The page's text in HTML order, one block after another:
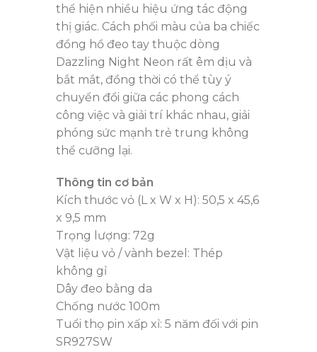
thể hiện nhiều hiệu ứng tác động
thị giác. Cách phối màu của ba chiếc
đồng hồ đeo tay thuộc dòng
Dazzling Night Neon rất êm dịu và
bắt mắt, đồng thời có thể tùy ý
chuyển đổi giữa các phong cách
công việc và giải trí khác nhau, giải
phóng sức mạnh trẻ trung không
thể cưỡng lại.
Thông tin cơ bản
Kích thước vỏ (L x W x H): 50,5 x 45,6
x 9,5 mm
Trọng lượng: 72g
Vật liệu vỏ / vành bezel: Thép
không gỉ
Dây đeo bằng da
Chống nước 100m
Tuổi thọ pin xấp xỉ: 5 năm đối với pin
SR927SW